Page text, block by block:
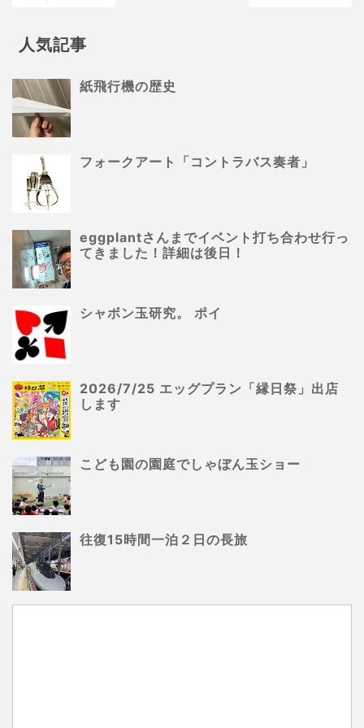
人気記事
紙飛行機の歴史
フォークアート「コントラバス奏者」
eggplantさんまでイベント打ち合わせ行っ
てきました！詳細は後日！
シャボン玉研究。 ポイ
2026/7/25 エッグプラン「縁日祭」出店
します
こども園の園庭でしゃぼん玉ショー
往復15時間一泊２日の長旅